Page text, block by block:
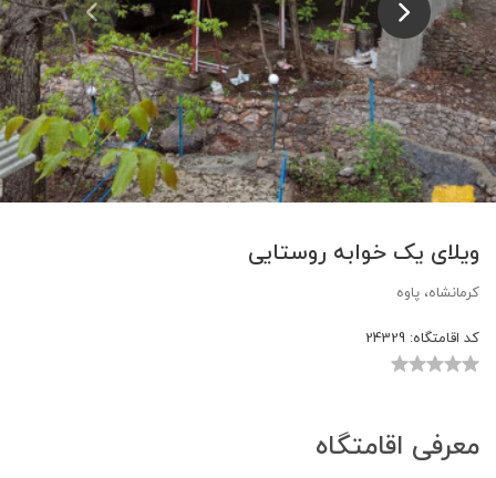
ویلای یک خوابه روستایی
کرمانشاه، پاوه
کد اقامتگاه:
معرفی اقامتگاه